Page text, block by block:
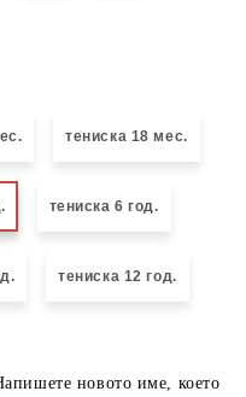
тениска 18 мес.
тениска 6 год.
тениска 12 год.
новото име, което